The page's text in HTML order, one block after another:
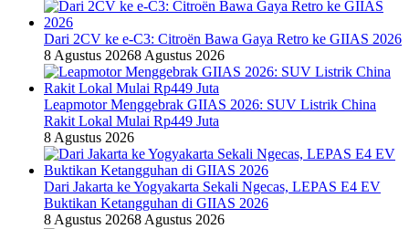
Dari 2CV ke e-C3: Citroën Bawa Gaya Retro ke GIIAS 2026
8 Agustus 20268 Agustus 2026
Leapmotor Menggebrak GIIAS 2026: SUV Listrik China
Rakit Lokal Mulai Rp449 Juta
8 Agustus 2026
Dari Jakarta ke Yogyakarta Sekali Ngecas, LEPAS E4 EV
Buktikan Ketangguhan di GIIAS 2026
8 Agustus 20268 Agustus 2026